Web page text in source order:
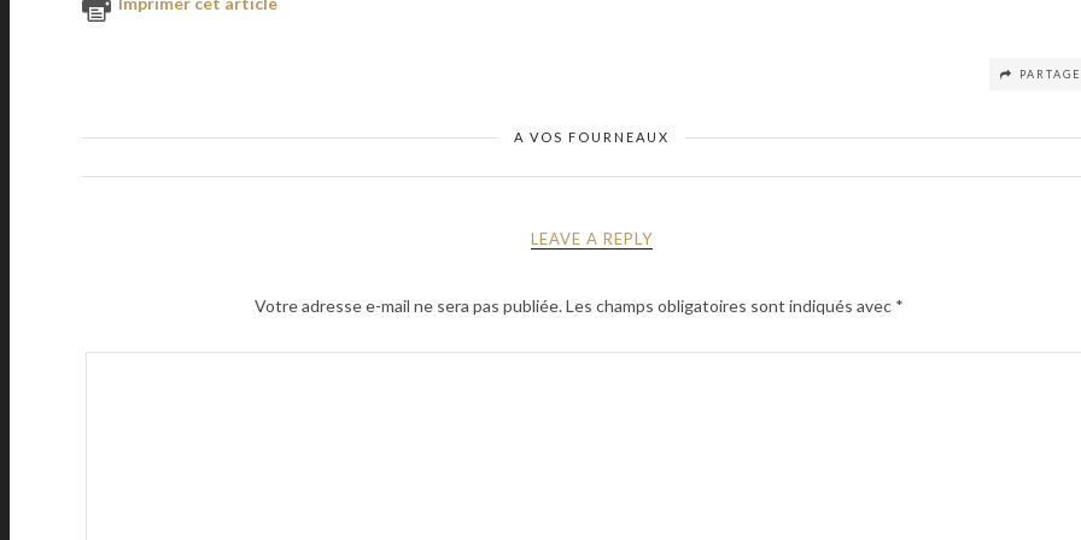
A VOS FOURNEAUX
LEAVE A REPLY
Votre adresse e-mail ne sera pas publiée.Les champs obligatoires sont indiqués avec *